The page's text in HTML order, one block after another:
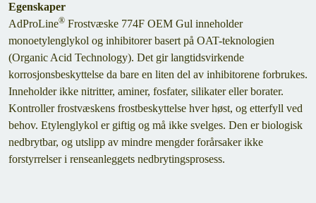
Egenskaper
AdProLine® Frostvæske 774F OEM Gul inneholder
monoetylenglykol og inhibitorer basert på OAT-teknologien
(Organic Acid Technology). Det gir langtidsvirkende
korrosjonsbeskyttelse da bare en liten del av inhibitorene forbrukes.
Inneholder ikke nitritter, aminer, fosfater, silikater eller borater.
Kontroller frostvæskens frostbeskyttelse hver høst, og etterfyll ved
behov. Etylenglykol er giftig og må ikke svelges. Den er biologisk
nedbrytbar, og utslipp av mindre mengder forårsaker ikke
forstyrrelser i renseanleggets nedbrytingsprosess.